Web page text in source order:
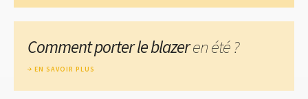
Comment porter le blazeren été ?
EN SAVOIR PLUS